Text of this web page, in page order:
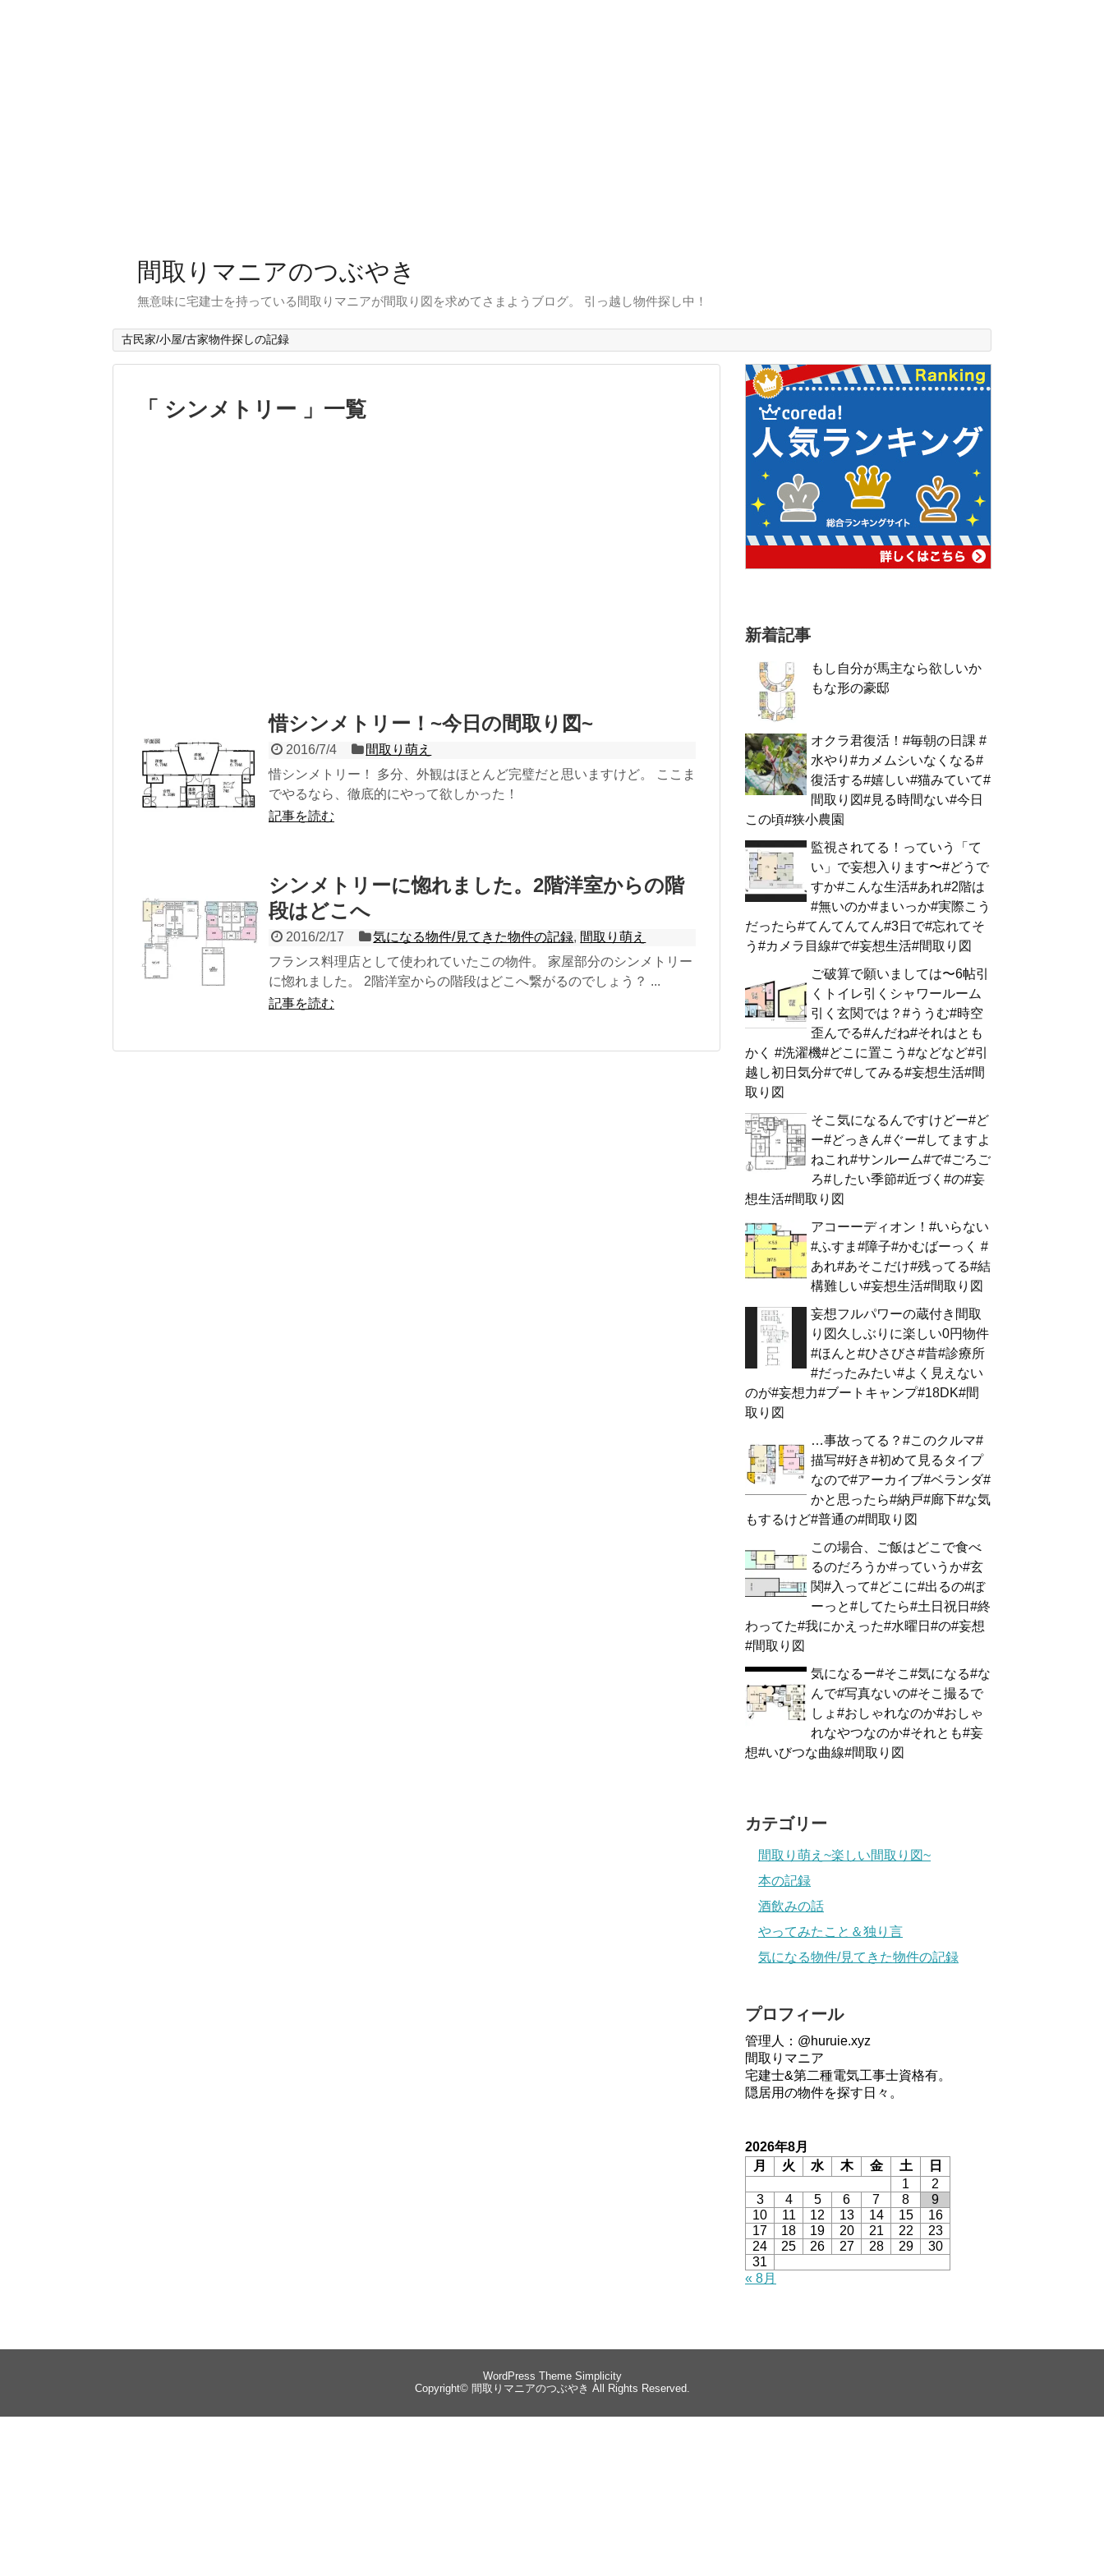
間取りマニアのつぶやき
無意味に宅建士を持っている間取りマニアが間取り図を求めてさまようブログ。 引っ越し物件探し中！
古民家/小屋/古家物件探しの記録
「 シンメトリー 」一覧
惜シンメトリー！~今日の間取り図~
2016/7/4
間取り萌え
惜シンメトリー！ 多分、外観はほとんど完璧だと思いますけど。 ここま
でやるなら、徹底的にやって欲しかった！
記事を読む
シンメトリーに惚れました。2階洋室からの階
段はどこへ
2016/2/17 気になる物件/見てきた物件の記録, 間取り萌え
フランス料理店として使われていたこの物件。 家屋部分のシンメトリー
に惚れました。 2階洋室からの階段はどこへ繋がるのでしょう？ ...
記事を読む
新着記事
もし自分が馬主なら欲しいか
もな形の豪邸
オクラ君復活！#毎朝の日課 #
水やり#カメムシいなくなる#
復活する#嬉しい#猫みていて#
間取り図#見る時間ない#今日
この頃#狭小農園
監視されてる！っていう「て
い」で妄想入ります〜#どうで
すか#こんな生活#あれ#2階は
#無いのか#まいっか#実際こう
だったら#てんてんてん#3日で#忘れてそ
う#カメラ目線#で#妄想生活#間取り図
ご破算で願いましては〜6帖引
くトイレ引くシャワールーム
引く玄関では？#ううむ#時空
歪んでる#んだね#それはとも
かく #洗濯機#どこに置こう#などなど#引
越し初日気分#で#してみる#妄想生活#間
取り図
そこ気になるんですけどー#ど
ー#どっきん#ぐー#してますよ
ねこれ#サンルーム#で#ごろご
ろ#したい季節#近づく#の#妄
想生活#間取り図
アコーーディオン！#いらない
#ふすま#障子#かむばーっく #
あれ#あそこだけ#残ってる#結
構難しい#妄想生活#間取り図
妄想フルパワーの蔵付き間取
り図久しぶりに楽しい0円物件
#ほんと#ひさびさ#昔#診療所
#だったみたい#よく見えない
のが#妄想力#ブートキャンプ#18DK#間
取り図
…事故ってる？#このクルマ#
描写#好き#初めて見るタイプ
なので#アーカイブ#ベランダ#
かと思ったら#納戸#廊下#な気
もするけど#普通の#間取り図
この場合、ご飯はどこで食べ
るのだろうか#っていうか#玄
関#入って#どこに#出るの#ぼ
ーっと#してたら#土日祝日#終
わってた#我にかえった#水曜日#の#妄想
#間取り図
気になるー#そこ#気になる#な
んで#写真ないの#そこ撮るで
しょ#おしゃれなのか#おしゃ
れなやつなのか#それとも#妄
想#いびつな曲線#間取り図
カテゴリー
間取り萌え~楽しい間取り図~
本の記録
酒飲みの話
やってみたこと＆独り言
気になる物件/見てきた物件の記録
プロフィール
管理人：@huruie.xyz
間取りマニア
宅建士&第二種電気工事士資格有。
隠居用の物件を探す日々。
2026年8月
月
火 水 木 金 土
日
1
2
3
4 5 6 7 8
9
10
11 12 13 14 15
16
17
18 19 20 21 22
23
24
25 26 27 28 29
30
31
« 8月
WordPress Theme Simplicity
Copyright© 間取りマニアのつぶやき All Rights Reserved.